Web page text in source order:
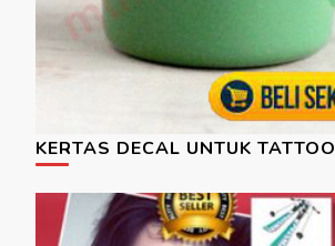
KERTAS DECAL UNTUK TATTOO